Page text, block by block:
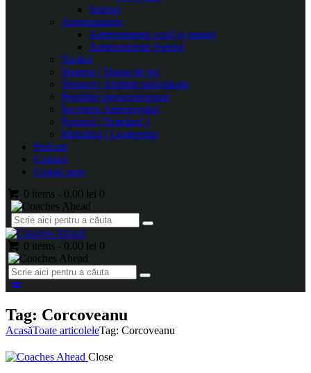
Seniori
Antrenamente
Antrenamente copii și juniori
Antrenamente Seniori
Tactică
Sisteme | Trasee de joc
Tehnică | Abilități individuale
Pregătire presezon/sezon
Secretele Antrenorului
Portarul | Numărul 1
Metodică | Leadership
Podcast
Contact
Contul meu
0 items - 0.00 lei 0
0 items - 0.00 lei 0
Tag: Corcoveanu
AcasăToate articoleleTag: Corcoveanu
Close